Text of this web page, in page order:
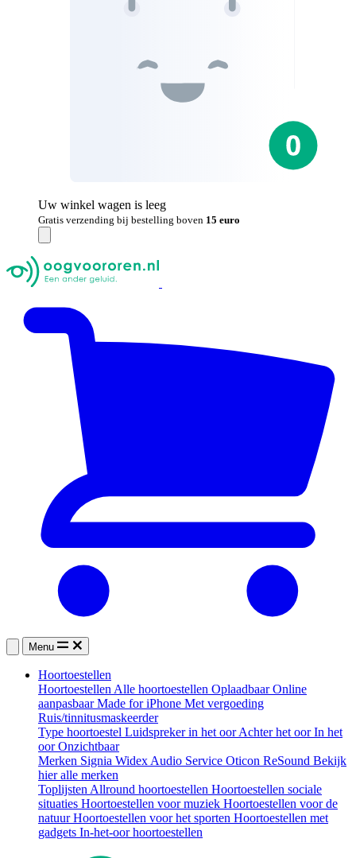
Uw winkel wagen is leeg
Gratis verzending bij bestelling boven 15 euro
Menu
Hoortoestellen
HoortoestellenAlle hoortoestellen OplaadbaarOnline
aanpasbaarMade for iPhone Met vergoeding
Ruis/tinnitusmaskeerder
Type hoortoestel Luidspreker in het oorAchter het oorIn het
oorOnzichtbaar
Merken Signia WidexAudio Service Oticon ReSound Bekijk
hier alle merken
ToplijstenAllround hoortoestellen Hoortoestellen sociale
situaties Hoortoestellen voor muziek Hoortoestellen voor de
natuurHoortoestellen voor het sporten Hoortoestellen met
gadgets In-het-oor hoortoestellen